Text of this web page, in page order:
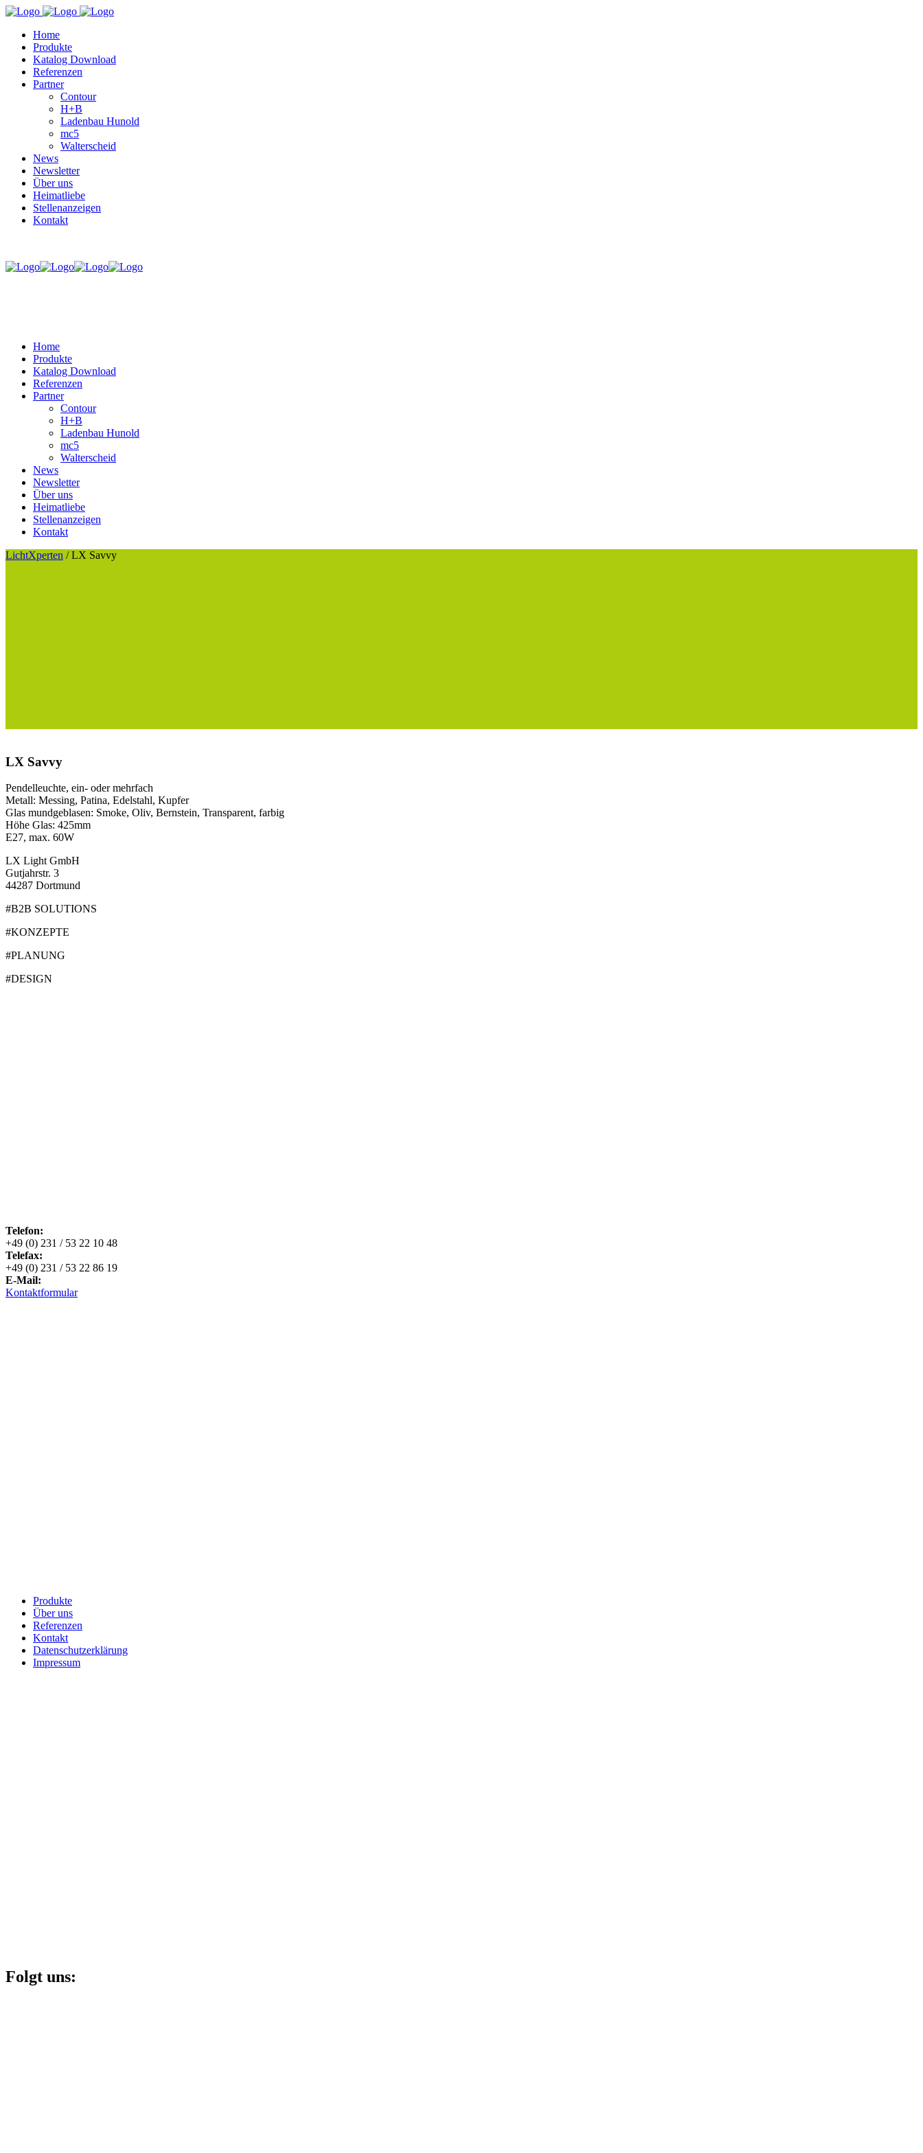
Home
Produkte
Katalog Download
Referenzen
Partner
Contour
H+B
Ladenbau Hunold
mc5
Walterscheid
News
Newsletter
Über uns
Heimatliebe
Stellenanzeigen
Kontakt
Home
Produkte
Katalog Download
Referenzen
Partner
Contour
H+B
Ladenbau Hunold
mc5
Walterscheid
News
Newsletter
Über uns
Heimatliebe
Stellenanzeigen
Kontakt
LichtXperten /LX Savvy
LX Savvy
Pendelleuchte, ein- oder mehrfach
Metall: Messing, Patina, Edelstahl, Kupfer
Glas mundgeblasen: Smoke, Oliv, Bernstein, Transparent, farbig
Höhe Glas: 425mm
E27, max. 60W
LX Light GmbH
Gutjahrstr. 3
44287 Dortmund
#B2B SOLUTIONS
#KONZEPTE
#PLANUNG
#DESIGN
Telefon:
+49 (0) 231 / 53 22 10 48
Telefax:
+49 (0) 231 / 53 22 86 19
E-Mail:
Kontaktformular
Produkte
Über uns
Referenzen
Kontakt
Datenschutzerklärung
Impressum
Folgt uns: